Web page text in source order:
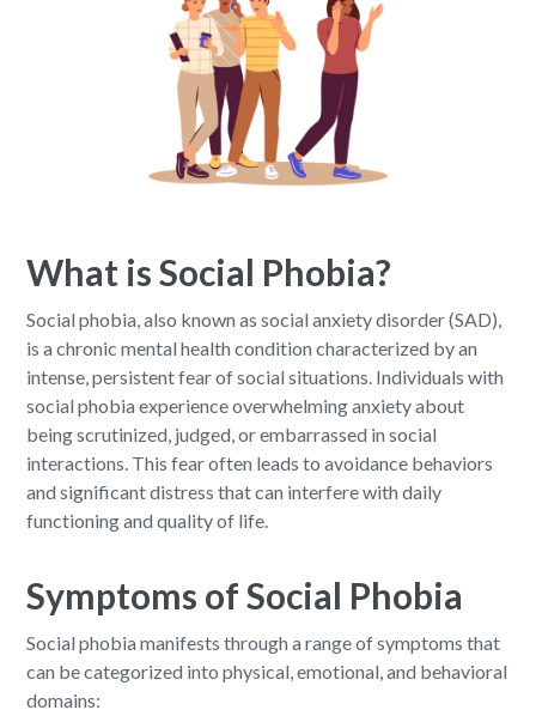
What is Social Phobia?
Social phobia, also known as social anxiety disorder (SAD),
is a chronic mental health condition characterized by an
intense, persistent fear of social situations. Individuals with
social phobia experience overwhelming anxiety about
being scrutinized, judged, or embarrassed in social
interactions. This fear often leads to avoidance behaviors
and significant distress that can interfere with daily
functioning and quality of life.
Symptoms of Social Phobia
Social phobia manifests through a range of symptoms that
can be categorized into physical, emotional, and behavioral
domains: